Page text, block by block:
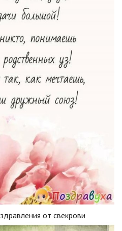
от свекрови